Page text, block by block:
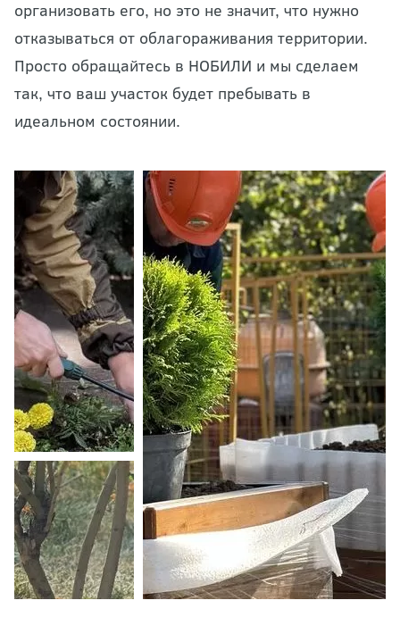
организовать его, но это не значит, что нужно
отказываться от облагораживания территории.
Просто обращайтесь в НОБИЛИ и мы сделаем
так, что ваш участок будет пребывать в
идеальном состоянии.